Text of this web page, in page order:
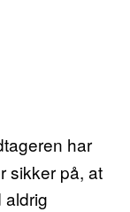
har
sikker på, at
aldrig